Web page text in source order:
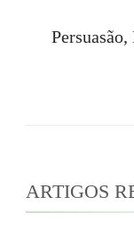
ARTIGOS